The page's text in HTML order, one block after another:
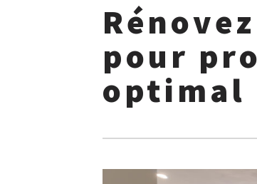
pour
optimal